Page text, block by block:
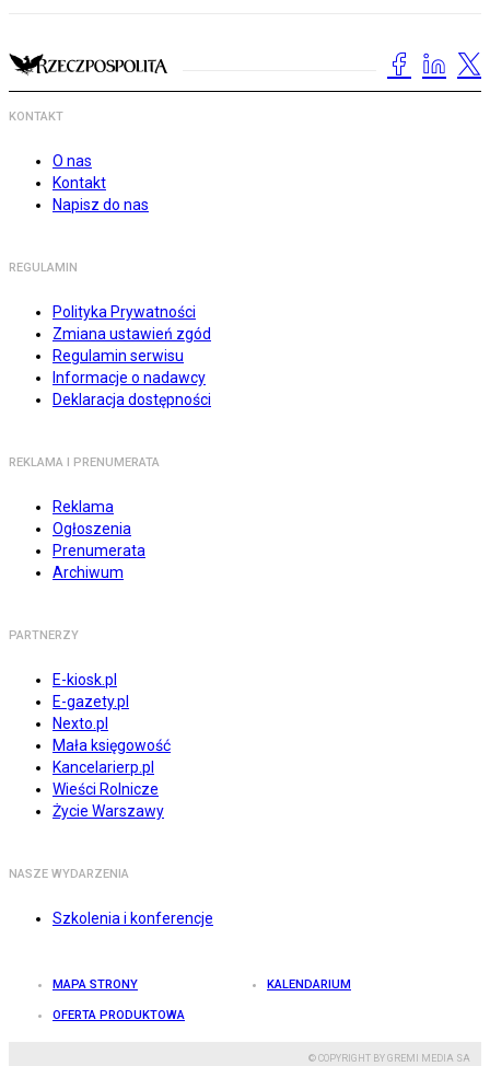
KONTAKT
O nas
Kontakt
Napisz do nas
REGULAMIN
Polityka Prywatności
Zmiana ustawień zgód
Regulamin serwisu
Informacje o nadawcy
Deklaracja dostępności
REKLAMA I PRENUMERATA
Reklama
Ogłoszenia
Prenumerata
Archiwum
PARTNERZY
E-kiosk.pl
E-gazety.pl
Nexto.pl
Mała księgowość
Kancelarierp.pl
Wieści Rolnicze
Życie Warszawy
NASZE WYDARZENIA
Szkolenia i konferencje
MAPA STRONY KALENDARIUM
OFERTA PRODUKTOWA
© COPYRIGHT BY GREMI MEDIA SA